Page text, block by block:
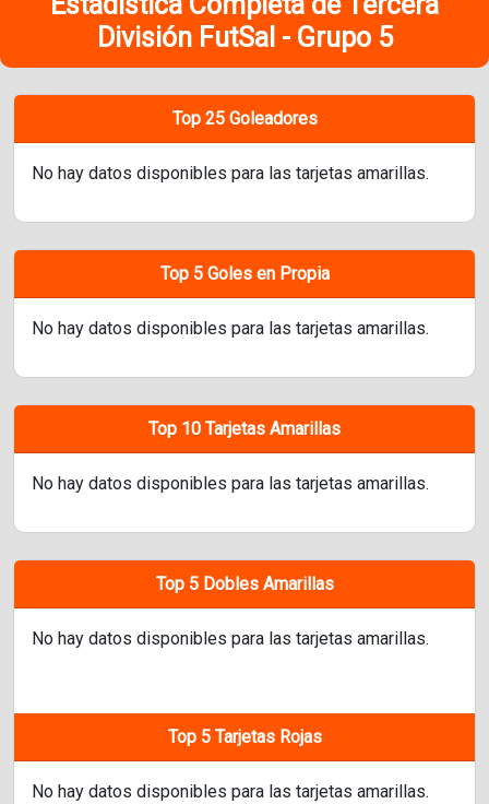
División FutSal - Grupo 5
Top 25 Goleadores
No hay datos disponibles para las tarjetas amarillas.
Top 5 Goles en Propia
No hay datos disponibles para las tarjetas amarillas.
Top 10 Tarjetas Amarillas
No hay datos disponibles para las tarjetas amarillas.
Top 5 Dobles Amarillas
No hay datos disponibles para las tarjetas amarillas.
Top 5 Tarjetas Rojas
No hay datos disponibles para las tarjetas amarillas.